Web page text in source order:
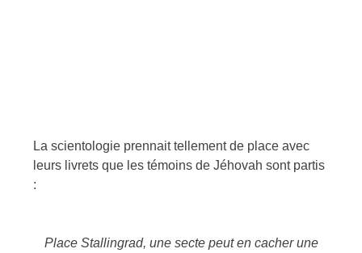
La scientologie prennait tellement de place avec
leurs livrets que les témoins de Jéhovah sont partis
:
Place Stallingrad, une secte peut en cacher une